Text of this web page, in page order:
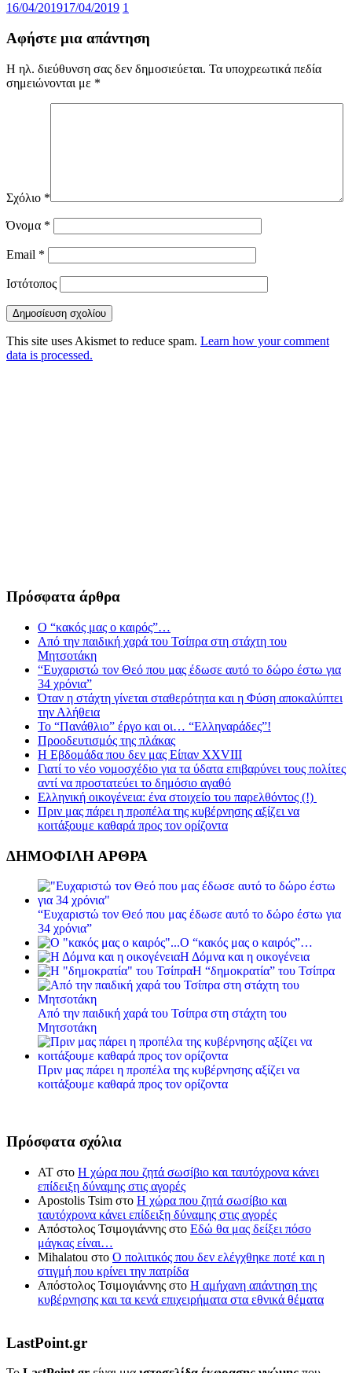
16/04/201917/04/2019 1
Αφήστε μια απάντηση
Η ηλ. διεύθυνση σας δεν δημοσιεύεται. Τα υποχρεωτικά πεδία
σημειώνονται με *
Σχόλιο *
Όνομα *
Email *
Ιστότοπος
This site uses Akismet to reduce spam. Learn how your comment
data is processed.
Πρόσφατα άρθρα
Ο “κακός μας ο καιρός”…
Από την παιδική χαρά του Τσίπρα στη στάχτη του
Μητσοτάκη
“Ευχαριστώ τον Θεό που μας έδωσε αυτό το δώρο έστω για
34 χρόνια”
Όταν η στάχτη γίνεται σταθερότητα και η Φύση αποκαλύπτει
την Αλήθεια
Το “Πανάθλιο” έργο και οι… “Ελληναράδες”!
Προοδευτισμός της πλάκας
Η Εβδομάδα που δεν μας Είπαν XXVIII
Γιατί το νέο νομοσχέδιο για τα ύδατα επιβαρύνει τους πολίτες
αντί να προστατεύει το δημόσιο αγαθό
Ελληνική οικογένεια: ένα στοιχείο του παρελθόντος (!)
Πριν μας πάρει η προπέλα της κυβέρνησης αξίζει να
κοιτάξουμε καθαρά προς τον ορίζοντα
ΔΗΜΟΦΙΛΗ ΑΡΘΡΑ
“Ευχαριστώ τον Θεό που μας έδωσε αυτό το δώρο έστω για
34 χρόνια”
Ο “κακός μας ο καιρός”…
Η Δόμνα και η οικογένεια
Η “δημοκρατία” του Τσίπρα
Από την παιδική χαρά του Τσίπρα στη στάχτη του
Μητσοτάκη
Πριν μας πάρει η προπέλα της κυβέρνησης αξίζει να
κοιτάξουμε καθαρά προς τον ορίζοντα
Πρόσφατα σχόλια
ΑΤ στο Η χώρα που ζητά σωσίβιο και ταυτόχρονα κάνει
επίδειξη δύναμης στις αγορές
Apostolis Tsim στο Η χώρα που ζητά σωσίβιο και
ταυτόχρονα κάνει επίδειξη δύναμης στις αγορές
Απόστολος Τσιμογιάννης στο Εδώ θα μας δείξει πόσο
μάγκας είναι…
Mihalatou στο Ο πολιτικός που δεν ελέγχθηκε ποτέ και η
στιγμή που κρίνει την πατρίδα
Απόστολος Τσιμογιάννης στο Η αμήχανη απάντηση της
κυβέρνησης και τα κενά επιχειρήματα στα εθνικά θέματα
LastPoint.gr